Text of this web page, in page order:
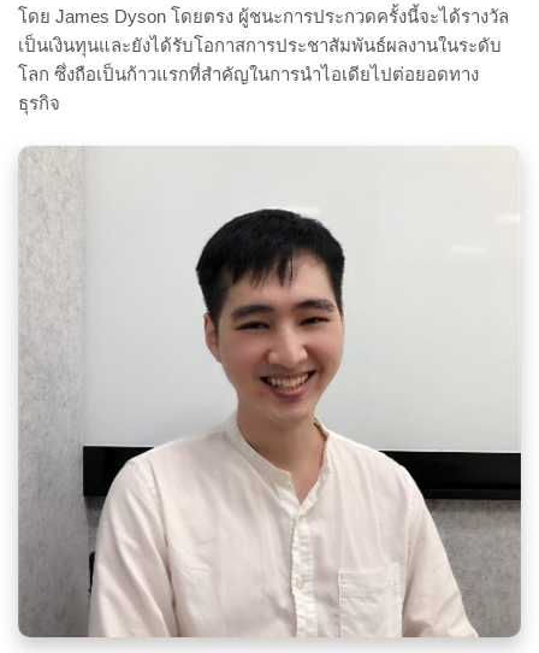
โดย James Dyson โดยตรง ผู้ชนะการประกวดครั้งนี้จะได้รางวัล
เป็นเงินทุนและยังได้รับโอกาสการประชาสัมพันธ์ผลงานในระดับ
โลก ซึ่งถือเป็นก้าวแรกที่สำคัญในการนำไอเดียไปต่อยอดทาง
ธุรกิจ